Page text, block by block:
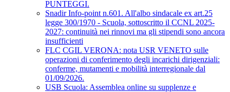
PUNTEGGI.
Snadir Info-point n.601. All'albo sindacale ex art.25
legge 300/1970 - Scuola, sottoscritto il CCNL 2025-
2027: continuità nei rinnovi ma gli stipendi sono ancora
insufficienti
FLC CGIL VERONA: nota USR VENETO sulle
operazioni di conferimento degli incarichi dirigenziali:
conferme, mutamenti e mobilità interregionale dal
01/09/2026.
USB Scuola: Assemblea online su supplenze e